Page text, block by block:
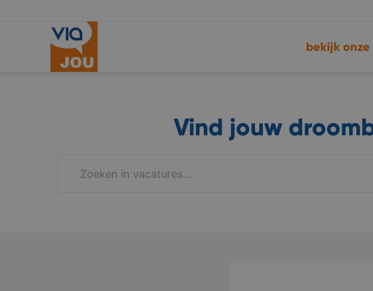
bekijk
Vind jouw